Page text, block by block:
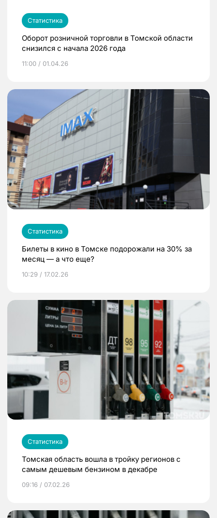
Статистика
Оборот розничной торговли в Томской области
снизился с начала 2026 года
11:00 / 01.04.26
Статистика
Билеты в кино в Томске подорожали на 30% за
месяц — а что еще?
10:29 / 17.02.26
Статистика
Томская область вошла в тройку регионов с
самым дешевым бензином в декабре
09:16 / 07.02.26